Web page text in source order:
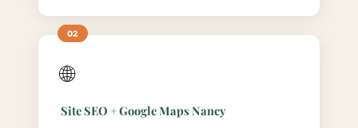
🌐
Site SEO + Google Maps Nancy